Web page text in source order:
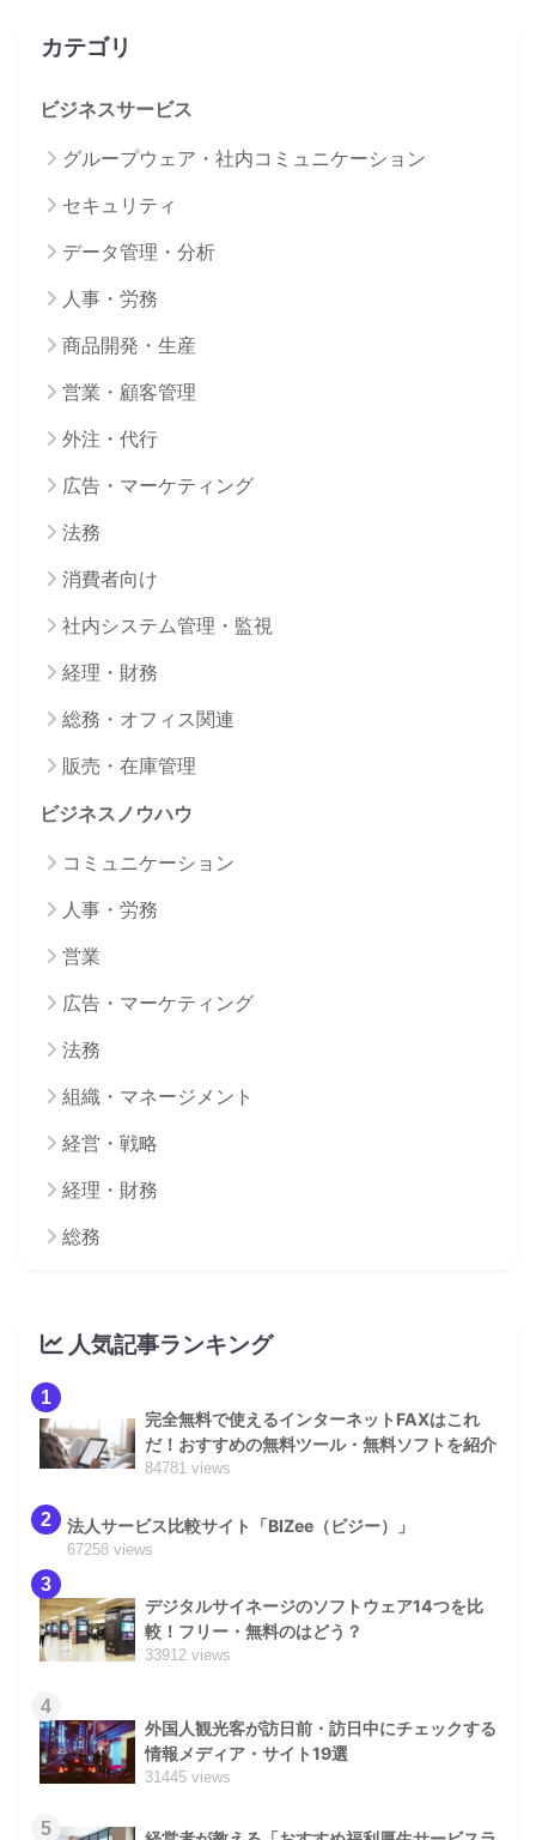
カテゴリ
ビジネスサービス
グループウェア・社内コミュニケーション
セキュリティ
データ管理・分析
人事・労務
商品開発・生産
営業・顧客管理
外注・代行
広告・マーケティング
法務
消費者向け
社内システム管理・監視
経理・財務
総務・オフィス関連
販売・在庫管理
ビジネスノウハウ
コミュニケーション
人事・労務
営業
広告・マーケティング
法務
組織・マネージメント
経営・戦略
経理・財務
総務
人気記事ランキング
1
完全無料で使えるインターネットFAXはこれ
だ！おすすめの無料ツール・無料ソフトを紹介
84781 views
2 法人サービス比較サイト「BIZee（ビジー）」
67258 views
3
デジタルサイネージのソフトウェア14つを比
較！フリー・無料のはどう？
33912 views
4
外国人観光客が訪日前・訪日中にチェックする
情報メディア・サイト19選
31445 views
5